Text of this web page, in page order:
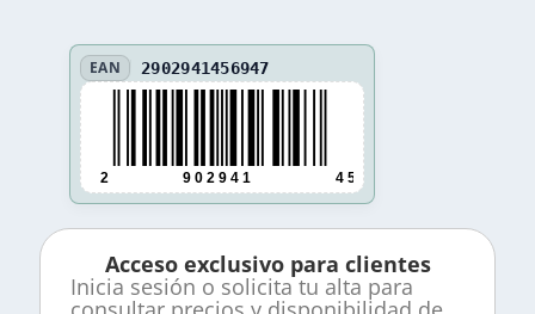
EAN 2902941456947
2 9 0 2 9 4 1 4 5 6 9 4 7
Acceso exclusivo para clientes
Inicia sesión o solicita tu alta para